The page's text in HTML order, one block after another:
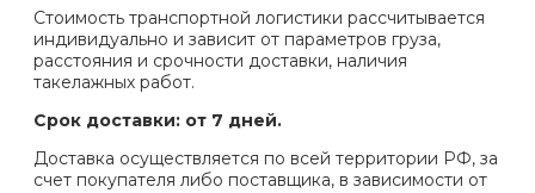
Стоимость транспортной логистики рассчитывается
индивидуально и зависит от параметров груза,
расстояния и срочности доставки, наличия
такелажных работ.
Срок доставки: от 7 дней.
Доставка осуществляется по всей территории РФ, за
счет покупателя либо поставщика, в зависимости от